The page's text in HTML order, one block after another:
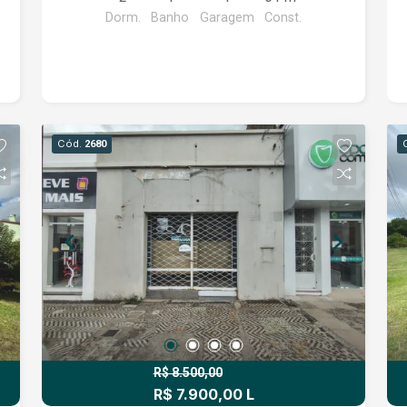
Dorm. Banho Garagem Const.
Cód. 2680
R$ 8.500,00
R$ 7.900,00 L